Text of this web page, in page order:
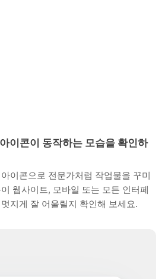
이콘이 동작하는 모습을 확인하
이콘으로 전문가처럼 작업물을 꾸미
웹사이트, 모바일 또는 모든 인터페
지게 잘 어울릴지 확인해 보세요.